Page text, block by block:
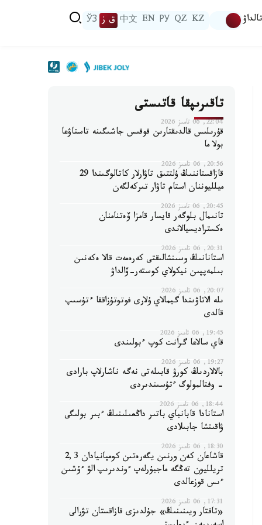
تالداۋ KZ
QZ
РУ
EN
中文 ق ز ЎЗ
تاقىرىپقا قاتىستى
22:04, 06 تامىز 2026
قۇرىلىس قالدىقتارىن قوقىس جاشىگىنە تاستاۋعا
بولا ما
20:56, 06 تامىز 2026
قازاقستاننىڭ ۇلتتىق تاۋارلار كاتالوگىندا 29
ميلليوننان استام تاۋار تىركەلگەن
20:45, 06 تامىز 2026
تانىمال بلوگەر قايسار قامزا ۆەتنامنان
ەكستراديسيالاندى
20:31, 06 تامىز 2026
استانانىڭ وسىنشالىقتى كەرەمەت قالا ەكەنىن
بىلمەپپىن نيكولاي كوستەر-ۆالداۋ
20:07, 06 تامىز 2026
ىلە الاتاۋىندا گيمالاي ۇلارى فوتوتۇزاققا ءتۇسىپ
قالدى
19:45, 06 تامىز 2026
قاي سالاعا گرانت كوپ ءبولىندى
19:27, 06 تامىز 2026
بالالاردىڭ كورۋ قابىلەتى نەگە ناشارلاپ بارادى
- وفتالمولوگ ءتۇسىندىردى
18:44, 06 تامىز 2026
استانادا قابانباي باتىر داڭعىلىنىڭ ءبىر بولىگى
ۋاقىتشا جابىلادى
18:30, 06 تامىز 2026
قاشاعان كەن ورنىن يگەرەتىن كومپانيادان 2,3
تريلليون تەڭگە ماجبۇرلەپ ءوندىرىپ الۋ ءۇشىن
ءىس قوزعالدى
17:31, 06 تامىز 2026
«تاقتار ويىنىنىڭ» جۇلدىزى قازاقستان تۋرالى